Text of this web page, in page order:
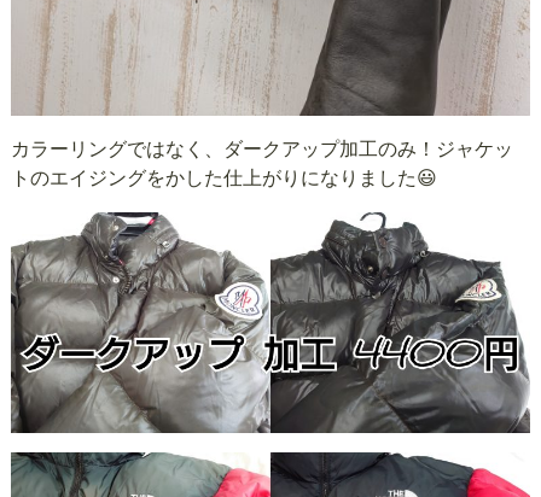
カラーリングではなく、ダークアップ加工のみ！ジャケッ
トのエイジングをかした仕上がりになりました😃